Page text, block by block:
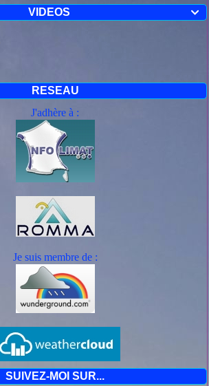

VIDEOS
RESEAU
J'adhère à :
Je suis membre de :
SUIVEZ-MOI SUR...